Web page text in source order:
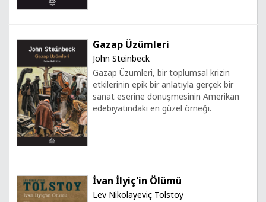
Gazap Üzümleri
John Steinbeck
Gazap Üzümleri, bir toplumsal krizin
etkilerinin epik bir anlatıyla gerçek bir
sanat eserine dönüşmesinin Amerikan
edebiyatındaki en güzel örneği.
İvan İlyiç'in Ölümü
Lev Nikolayeviç Tolstoy